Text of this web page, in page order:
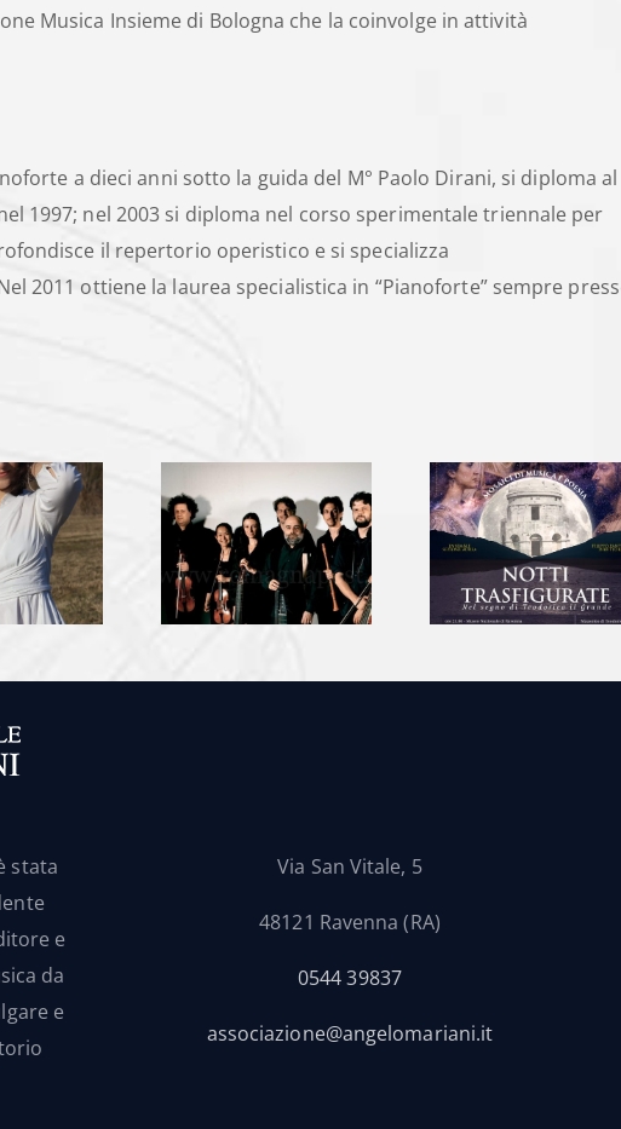
Musica Insieme di Bologna che la coinvolge in attività
a dieci anni sotto la guida del M° Paolo Dirani, si diploma al
1997; nel 2003 si diploma nel corso sperimentale triennale per
il repertorio operistico e si specializza
2011 ottiene la laurea specialistica in “Pianoforte” sempre
stata
e
da
e
Via San Vitale, 5
48121 Ravenna (RA)
0544 39837
associazione@angelomariani.it